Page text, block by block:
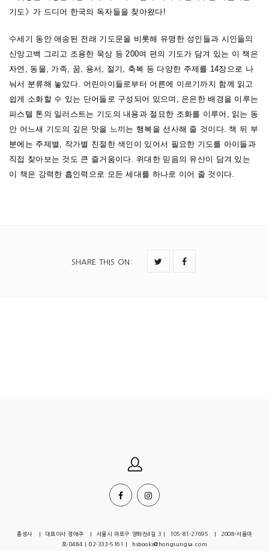
기도》가 드디어 한국의 독자들을 찾아왔다!
수세기 동안 애송된 전래 기도문을 비롯해 유명한 성인들과 시인들의
신앙고백 그리고 조용한 묵상 등 200여 편의 기도가 담겨 있는 이 책은
자연, 동물, 가족, 꿈, 용서, 절기, 축복 등 다양한 주제를 14장으로 나
눠서 분류해 놓았다. 어린아이들로부터 어른에 이르기까지 함께 읽고
쉽게 소화할 수 있는 단어들로 구성되어 있으며, 은은한 배경을 이루는
파스텔 톤의 일러스트는 기도의 내용과 절묘한 조화를 이루어, 읽는 동
안 어느새 기도의 깊은 맛을 느끼는 행복을 선사해 줄 것이다. 책 뒤 부
분에는 주제별, 작가별 친절한 색인이 있어서 필요한 기도를 아이들과
직접 찾아보는 것도 큰 즐거움이다. 위대한 믿음의 유산이 담겨 있는
이 책은 강력한 흡인력으로 모든 세대를 하나로 이어 줄 것이다.
SHARE THIS ON :
홍성사 | 대표이사 정애주 | 서울시 마포구 양화진4길 3 | 105-81-27695 | 2008-서울마
포-0484 | 02-333-5161 | hsbooks@hongsungsa.com